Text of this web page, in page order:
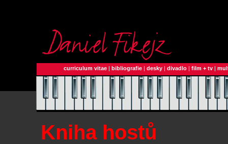
curriculum vitae | bibliografie | desky | divadlo | film + tv |
Kniha hostů